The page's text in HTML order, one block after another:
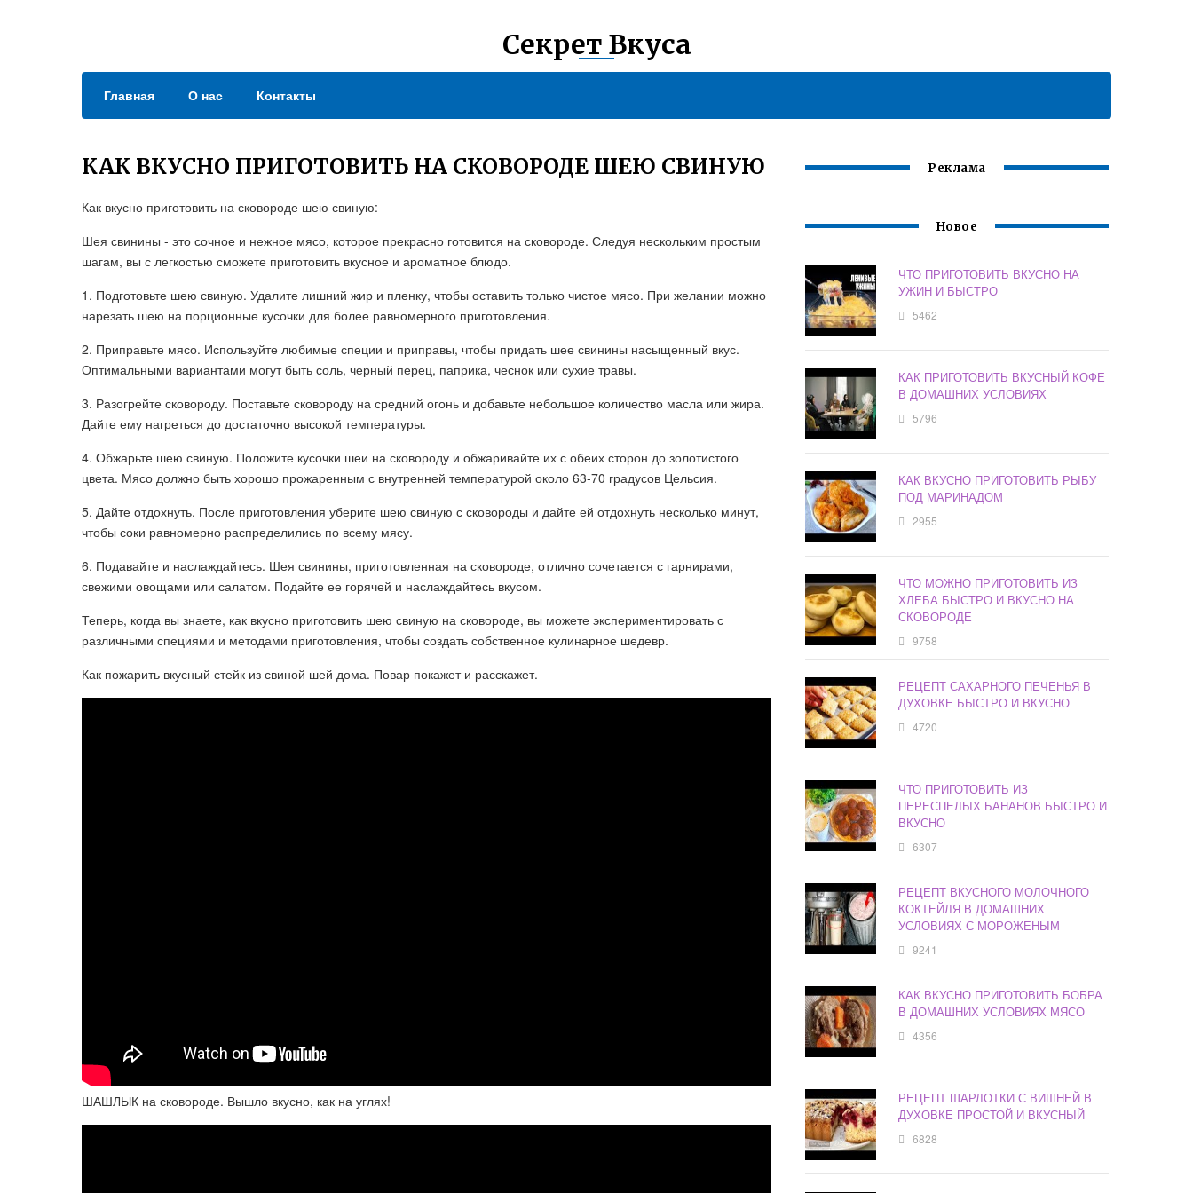
Секрет Вкуса
Главная О нас Контакты
КАК ВКУСНО ПРИГОТОВИТЬ НА СКОВОРОДЕ ШЕЮ СВИНУЮ
Как вкусно приготовить на сковороде шею свиную:
Шея свинины - это сочное и нежное мясо, которое прекрасно готовится на сковороде. Следуя нескольким простым
шагам, вы с легкостью сможете приготовить вкусное и ароматное блюдо.
1. Подготовьте шею свиную. Удалите лишний жир и пленку, чтобы оставить только чистое мясо. При желании можно
нарезать шею на порционные кусочки для более равномерного приготовления.
2. Приправьте мясо. Используйте любимые специи и приправы, чтобы придать шее свинины насыщенный вкус.
Оптимальными вариантами могут быть соль, черный перец, паприка, чеснок или сухие травы.
3. Разогрейте сковороду. Поставьте сковороду на средний огонь и добавьте небольшое количество масла или жира.
Дайте ему нагреться до достаточно высокой температуры.
4. Обжарьте шею свиную. Положите кусочки шеи на сковороду и обжаривайте их с обеих сторон до золотистого
цвета. Мясо должно быть хорошо прожаренным с внутренней температурой около 63-70 градусов Цельсия.
5. Дайте отдохнуть. После приготовления уберите шею свиную с сковороды и дайте ей отдохнуть несколько минут,
чтобы соки равномерно распределились по всему мясу.
6. Подавайте и наслаждайтесь. Шея свинины, приготовленная на сковороде, отлично сочетается с гарнирами,
свежими овощами или салатом. Подайте ее горячей и наслаждайтесь вкусом.
Теперь, когда вы знаете, как вкусно приготовить шею свиную на сковороде, вы можете экспериментировать с
различными специями и методами приготовления, чтобы создать собственное кулинарное шедевр.
Как пожарить вкусный стейк из свиной шей дома. Повар покажет и расскажет.
ШАШЛЫК на сковороде. Вышло вкусно, как на углях!
Реклама
Новое
ЧТО ПРИГОТОВИТЬ ВКУСНО НА
УЖИН И БЫСТРО
5462
КАК ПРИГОТОВИТЬ ВКУСНЫЙ КОФЕ
В ДОМАШНИХ УСЛОВИЯХ
5796
КАК ВКУСНО ПРИГОТОВИТЬ РЫБУ
ПОД МАРИНАДОМ
2955
ЧТО МОЖНО ПРИГОТОВИТЬ ИЗ
ХЛЕБА БЫСТРО И ВКУСНО НА
СКОВОРОДЕ
9758
РЕЦЕПТ САХАРНОГО ПЕЧЕНЬЯ В
ДУХОВКЕ БЫСТРО И ВКУСНО
4720
ЧТО ПРИГОТОВИТЬ ИЗ
ПЕРЕСПЕЛЫХ БАНАНОВ БЫСТРО И
ВКУСНО
6307
РЕЦЕПТ ВКУСНОГО МОЛОЧНОГО
КОКТЕЙЛЯ В ДОМАШНИХ
УСЛОВИЯХ С МОРОЖЕНЫМ
9241
КАК ВКУСНО ПРИГОТОВИТЬ БОБРА
В ДОМАШНИХ УСЛОВИЯХ МЯСО
4356
РЕЦЕПТ ШАРЛОТКИ С ВИШНЕЙ В
ДУХОВКЕ ПРОСТОЙ И ВКУСНЫЙ
6828